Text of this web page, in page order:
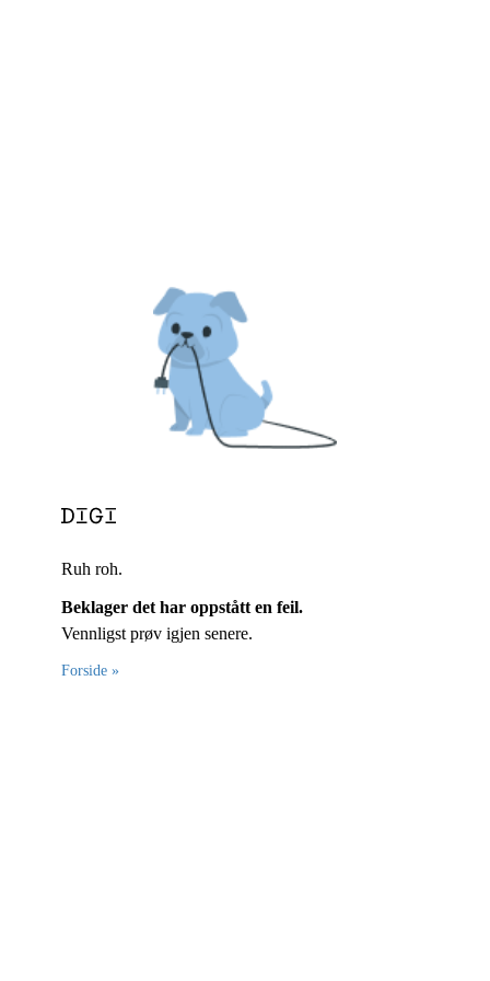
Ruh roh.
Beklager det har oppstått en feil.
Vennligst prøv igjen senere.
Forside »